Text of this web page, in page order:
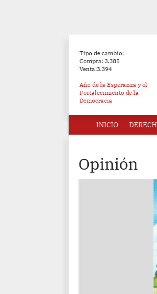
Tipo de cambio:
Compra: 3.385
Venta:3.394
Año de la Esperanza y el
Fortalecimiento de la
Democracia
INICIO
Opinión